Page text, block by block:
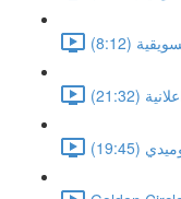
(8:12)
(21:32)
(19:45)